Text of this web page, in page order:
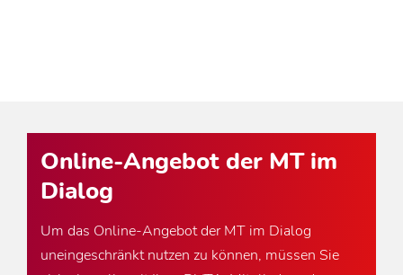
Online-Angebot der MT im
Dialog
Um das Online-Angebot der MT im Dialog
uneingeschränkt nutzen zu können, müssen Sie